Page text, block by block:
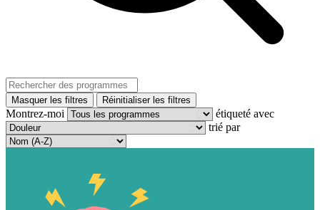
Masquer les filtres Réinitialiser les filtres
Montrez-moi
étiqueté avec
trié par